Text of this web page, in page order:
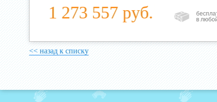
1 273 557 руб.
в
<< назад к списку